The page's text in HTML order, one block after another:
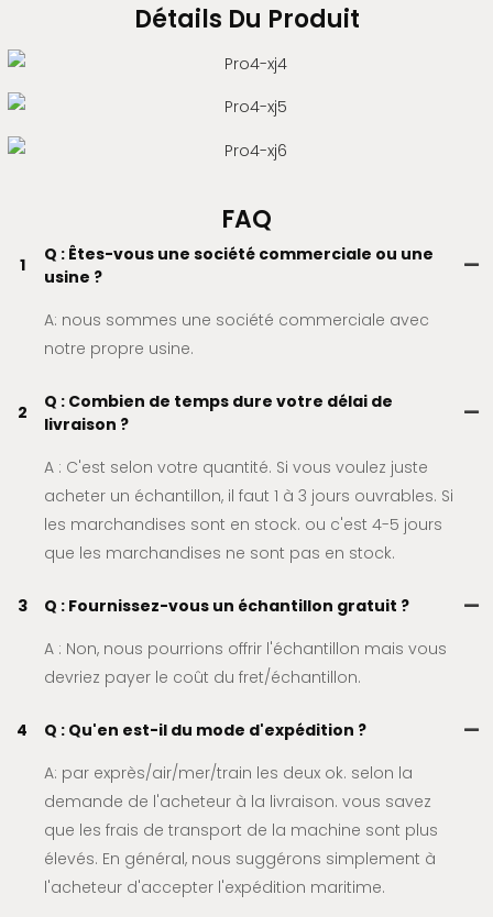
Détails Du Produit
FAQ
1
Q : Êtes-vous une société commerciale ou une
usine ?
A: nous sommes une société commerciale avec
notre propre usine.
2
Q : Combien de temps dure votre délai de
livraison ?
A : C'est selon votre quantité. Si vous voulez juste
acheter un échantillon, il faut 1 à 3 jours ouvrables. Si
les marchandises sont en stock. ou c'est 4-5 jours
que les marchandises ne sont pas en stock.
3
Q : Fournissez-vous un échantillon gratuit ?
A : Non, nous pourrions offrir l'échantillon mais vous
devriez payer le coût du fret/échantillon.
4
Q : Qu'en est-il du mode d'expédition ?
A: par exprès/air/mer/train les deux ok. selon la
demande de l'acheteur à la livraison. vous savez
que les frais de transport de la machine sont plus
élevés. En général, nous suggérons simplement à
l'acheteur d'accepter l'expédition maritime.